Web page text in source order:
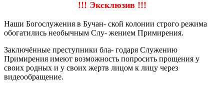
!!! Эксклюзив !!!
Наши Богослужения в Бучан- ской колонии строго режима
обогатились необычным Слу- жением Примирения.
Заключённые преступники бла- годаря Служению
Примирения имеют возможность попросить прощения у
своих родных и у своих жертв лицом к лицу через
видеообращение.